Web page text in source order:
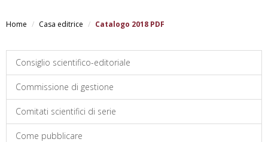
main
Home Casa editrice Catalogo 2018 PDF
Consiglio scientifico-editoriale
Commissione di gestione
Comitati scientifici di serie
Come pubblicare